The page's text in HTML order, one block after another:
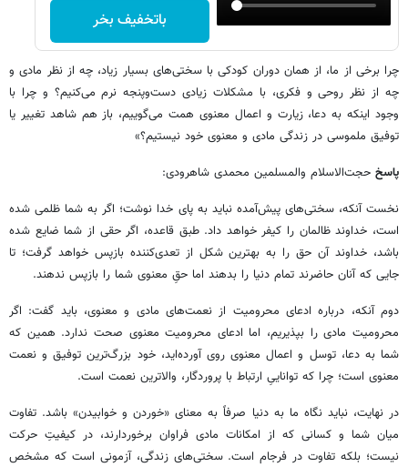
باتخفیف بخر
چرا برخی از ما، از همان دوران کودکی با سختی‌های بسیار زیاد، چه از نظر مادی و
چه از نظر روحی و فکری، با مشکلات زیادی دست‌وپنجه نرم می‌کنیم؟ و چرا با
وجود اینکه به دعا، زیارت و اعمال معنوی همت می‌گوییم، باز هم شاهد تغییر یا
توفیق ملموسی در زندگی مادی و معنوی خود نیستیم؟»
پاسخ حجت‌الاسلام والمسلمین محمدی شاهرودی:
نخست آنکه، سختی‌های پیش‌آمده نباید به پای خدا نوشت؛ اگر به شما ظلمی شده
است، خداوند ظالمان را کیفر خواهد داد. طبق قاعده، اگر حقی از شما ضایع شده
باشد، خداوند آن حق را به بهترین شکل از تعدی‌کننده بازپس خواهد گرفت؛ تا
جایی که آنان حاضرند تمام دنیا را بدهند اما حقِ معنوی شما را بازپس ندهند.
دوم آنکه، درباره ادعای محرومیت از نعمت‌های مادی و معنوی، باید گفت: اگر
محرومیت مادی را بپذیریم، اما ادعای محرومیت معنوی صحت ندارد. همین که
شما به دعا، توسل و اعمال معنوی روی آورده‌اید، خود بزرگ‌ترین توفیق و نعمت
معنوی است؛ چرا که تواناییِ ارتباط با پروردگار، والاترین نعمت است.
در نهایت، نباید نگاه ما به دنیا صرفاً به معنای «خوردن و خوابیدن» باشد. تفاوت
میان شما و کسانی که از امکانات مادی فراوان برخوردارند، در کیفیتِ حرکت
نیست؛ بلکه تفاوت در فرجام است. سختی‌های زندگی، آزمونی است که مشخص